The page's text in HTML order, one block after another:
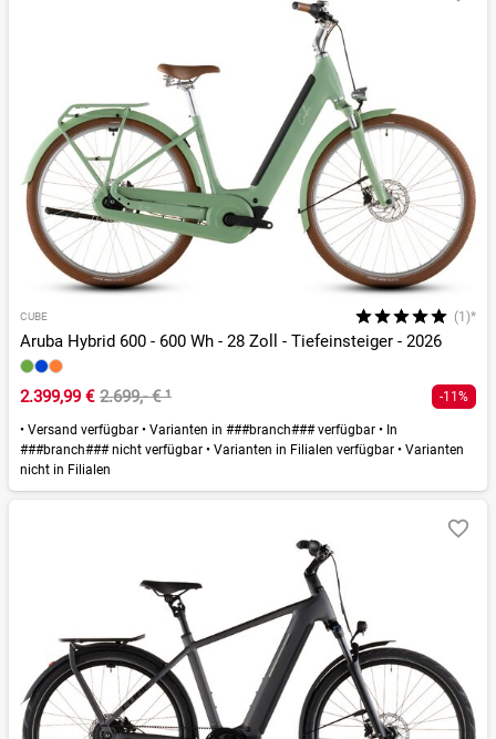
CUBE (1)*
Aruba Hybrid 600 - 600 Wh - 28 Zoll - Tiefeinsteiger - 2026
2.399,99 € 2.699,- €¹ -11%
• Versand verfügbar • Varianten in ###branch### verfügbar • In
###branch### nicht verfügbar • Varianten in Filialen verfügbar • Varianten
nicht in Filialen